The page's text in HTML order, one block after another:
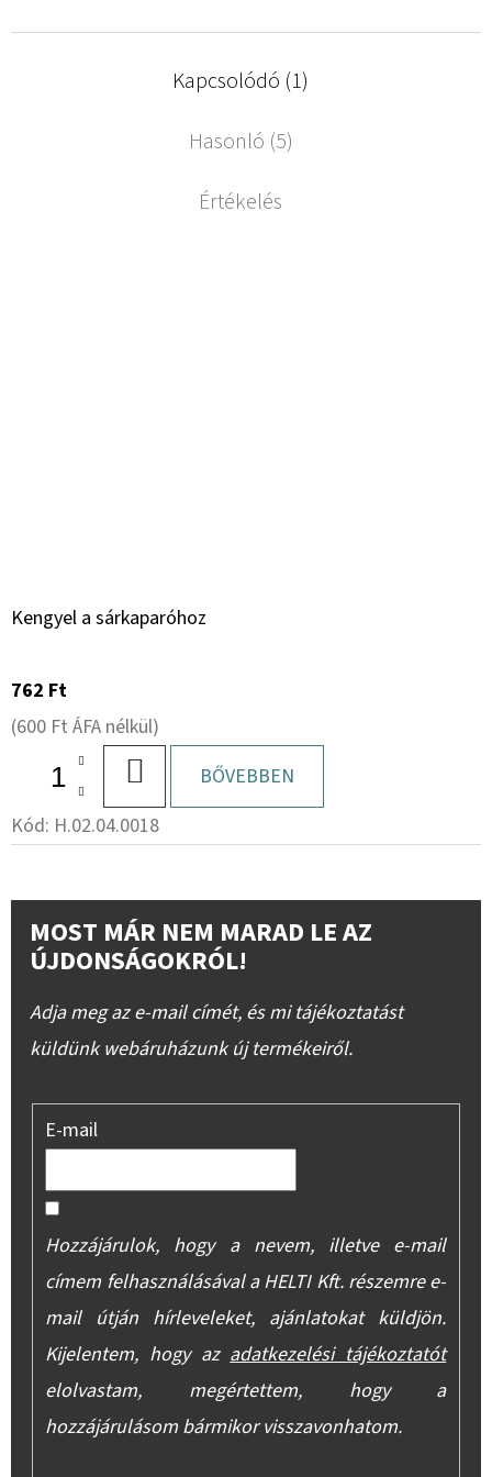
Kapcsolódó (1)
Hasonló (5)
Értékelés
Kengyel a sárkaparóhoz
762 Ft
(600 Ft ÁFA nélkül)
KOSÁRBABŐVEBBEN
Kód: H.02.04.0018
MOST MÁR NEM MARAD LE AZ
ÚJDONSÁGOKRÓL!
Adja meg az e-mail címét, és mi tájékoztatást
küldünk webáruházunk új termékeiről.
E-mail
Hozzájárulok, hogy a nevem, illetve e-mail
címem felhasználásával a HELTI Kft. részemre e-
mail útján hírleveleket, ajánlatokat küldjön.
Kijelentem, hogy az adatkezelési tájékoztatót
elolvastam, megértettem, hogy a
hozzájárulásom bármikor visszavonhatom.